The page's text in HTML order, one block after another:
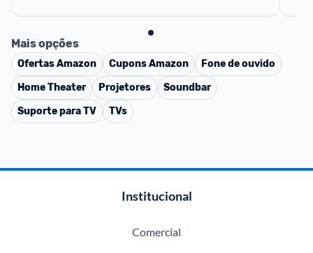
Mais opções
OfertasAmazon CuponsAmazon
Fone de ouvido
Home Theater
Projetores
Soundbar
Suporte para TV
TVs
Institucional
Comercial